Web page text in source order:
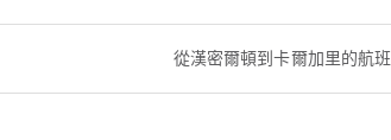
從漢密爾頓到卡爾加里的航班